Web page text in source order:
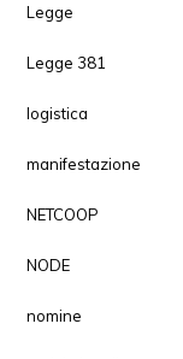
Legge
Legge 381
logistica
manifestazione
NETCOOP
NODE
nomine